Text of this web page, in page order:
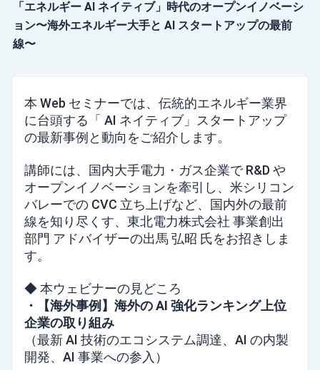
「エネルギー AI ネイティブ」時代のオープンイノベーシ
ョン〜海外エネルギー大手と AI スタートアップの最前
線〜
本 Web セミナーでは、伝統的エネルギー業界
に台頭する「 AI ネイティブ」スタートアップ
の最新事例と動向をご紹介します。
講師には、国内大手電力・ガス企業で R&D や
オープンイノベーションを牽引し、米シリコン
バレーでの CVC 立ち上げなど、国内外の最前
線を知り尽くす、東北電力株式会社 事業創出
部門 アドバイザーの出馬 弘昭 氏をお招きしま
す。
◆ 本ウェビナーの見どころ
・【海外事例】海外の AI 強化ランキング上位
企業の取り組み
（最新 AI 技術のエコシステム調達、AI の内製
開発、AI 事業への参入）